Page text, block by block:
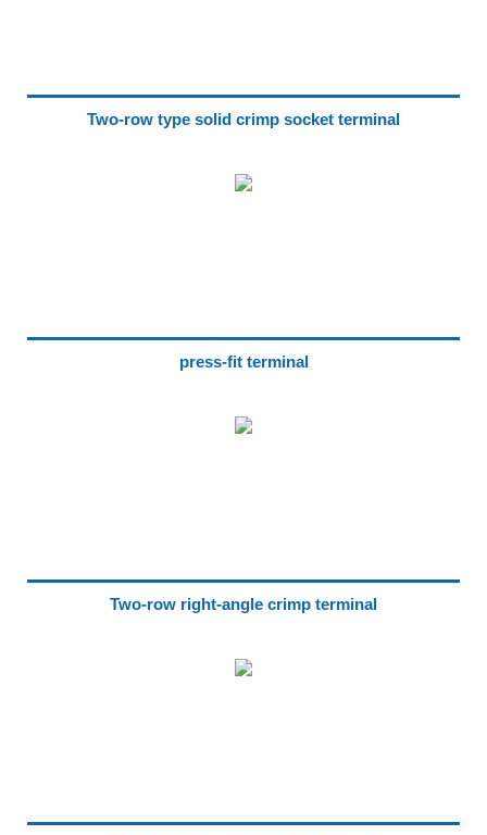
Two-row type solid crimp socket terminal
press-fit terminal
Two-row right-angle crimp terminal